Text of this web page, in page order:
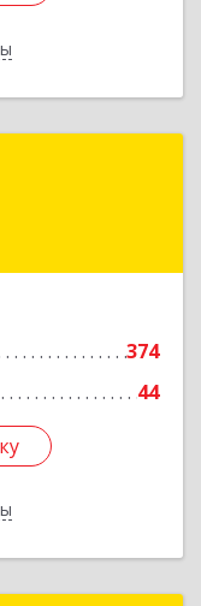
374
44
Армии ул,